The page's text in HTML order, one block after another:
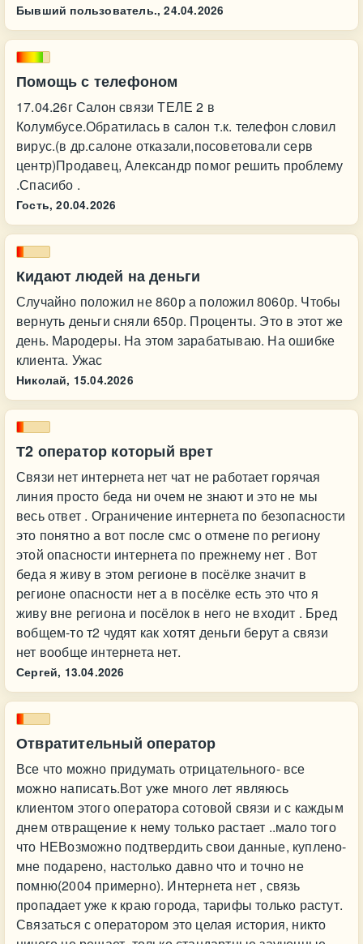
Бывший пользователь., 24.04.2026
Помощь с телефоном
17.04.26г Салон связи ТЕЛЕ 2 в
Колумбусе.Обратилась в салон т.к. телефон словил
вирус.(в др.салоне отказали,посоветовали серв
центр)Продавец, Александр помог решить проблему
.Спасибо .
Гость, 20.04.2026
Кидают людей на деньги
Случайно положил не 860р а положил 8060р. Чтобы
вернуть деньги сняли 650р. Проценты. Это в этот же
день. Мародеры. На этом зарабатываю. На ошибке
клиента. Ужас
Николай, 15.04.2026
Т2 оператор который врет
Связи нет интернета нет чат не работает горячая
линия просто беда ни очем не знают и это не мы
весь ответ . Ограничение интернета по безопасности
это понятно а вот после смс о отмене по региону
этой опасности интернета по прежнему нет . Вот
беда я живу в этом регионе в посёлке значит в
регионе опасности нет а в посёлке есть это что я
живу вне региона и посёлок в него не входит . Бред
вобщем-то т2 чудят как хотят деньги берут а связи
нет вообще интернета нет.
Сергей, 13.04.2026
Отвратительный оператор
Все что можно придумать отрицательного- все
можно написать.Вот уже много лет являюсь
клиентом этого оператора сотовой связи и с каждым
днем отвращение к нему только растает ..мало того
что НЕВозможно подтвердить свои данные, куплено-
мне подарено, настолько давно что и точно не
помню(2004 примерно). Интернета нет , связь
пропадает уже к краю города, тарифы только растут.
Связаться с оператором это целая история, никто